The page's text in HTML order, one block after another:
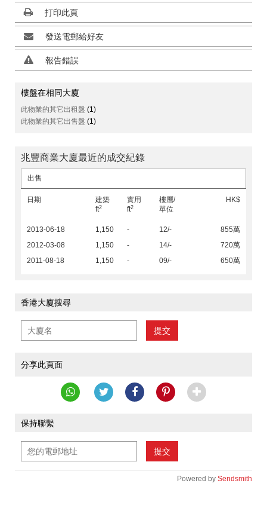
打印此頁
發送電郵給好友
報告錯誤
樓盤在相同大廈
此物業的其它出租盤 (1)
此物業的其它出售盤 (1)
兆豐商業大廈最近的成交紀錄
出售
日期
建築
ft2
實用
ft2
樓層/
單位
HK$
2013-06-18 1,150 - 12/-
855萬
2012-03-08
1,150 - 14/-
720萬
2011-08-18
1,150 - 09/- 650萬
香港大廈搜尋
提交
分享此頁面
保持聯繫
提交
Powered by Sendsmith